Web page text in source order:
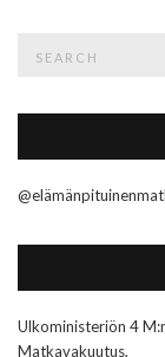
Ulkoministeriön 4
Matkavakuutus,